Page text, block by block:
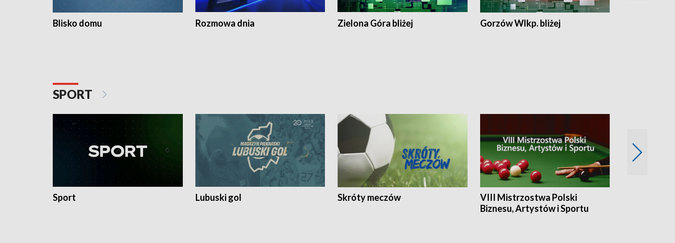
Blisko domu Rozmowa dnia Zielona Góra bliżej Gorzów Wlkp. bliżej
SPORT
Sport Lubuski gol Skróty meczów
VIII Mistrzostwa Polski
Biznesu, Artystów i Sportu